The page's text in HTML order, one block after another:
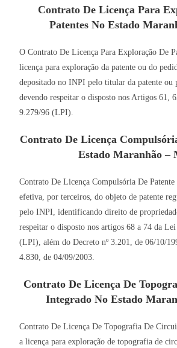
Contrato De Licença Para
Patentes No Estado
O Contrato De Licença Para Exploração De
licença para exploração da patente ou do
depositado no INPI pelo titular da patente ou
devendo respeitar o disposto nos Artigos 61,
9.279/96 (LPI).
Contrato De Licença
Estado Maranhão –
Contrato De Licença Compulsória De Patente
efetiva, por terceiros, do objeto de patente
pelo INPI, identificando direito de
respeitar o disposto nos artigos 68 a 74 da
(LPI), além do Decreto nº 3.201, de 06/10/
4.830, de 04/09/2003.
Contrato De Licença De
Integrado No Estado
Contrato De Licença De Topografia De
a licença para exploração de topografia de